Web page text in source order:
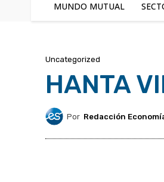
MUNDO MUTUAL
Uncategorized
HANTA
Por Redacción